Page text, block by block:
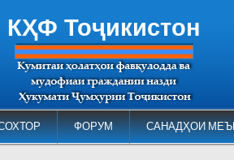
КҲФ Тоҷикистон
ФОРУМ САНАДҲОИ